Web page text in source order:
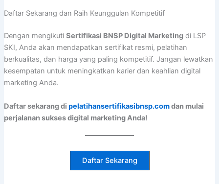
Daftar Sekarang dan Raih Keunggulan Kompetitif
Dengan mengikuti Sertifikasi BNSP Digital Marketingdi LSP
SKI, Anda akan mendapatkan sertifikat resmi, pelatihan
berkualitas, dan harga yang paling kompetitif. Jangan lewatkan
kesempatan untuk meningkatkan karier dan keahlian digital
marketing Anda.
Daftar sekarang di pelatihansertifikasibnsp.comdan mulai
perjalanan sukses digital marketing Anda!
Daftar Sekarang